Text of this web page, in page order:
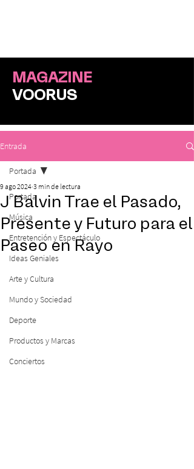
MAGAZINE
VOORUS
Entrada
Portada
Música
Entretención y Espectáculo
Ideas Geniales
Arte y Cultura
Mundo y Sociedad
Deporte
Productos y Marcas
Conciertos
Portada
J Balvin Trae el Pasado,
Presente y Futuro para el
Paseo en Rayo
9 ago 2024 3 min de lectura